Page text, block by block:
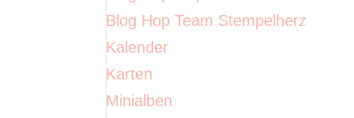
Blog Hop Team Stempelherz
Kalender
Karten
Minialben